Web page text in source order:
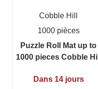
Cobble Hill
1000 pièces
Puzzle Roll Mat up to
1000 pieces Cobble Hill
Dans 14 jours